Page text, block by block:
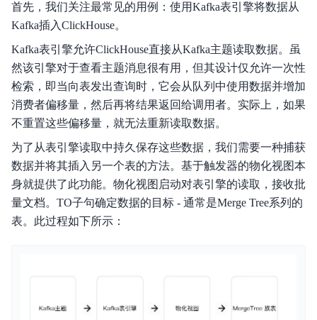
发行版本
产品描述
产品定价
快速入门
BMR on BCC操作指南
BMR on CCE操作指南
首先，我们关注最常见的用例：使用Kafka表引擎将数据从
Kafka插入ClickHouse。
Kafka表引擎允许ClickHouse直接从Kafka主题读取数据。虽
然该引擎对于查看主题消息很有用，但其设计仅允许一次性
检索，即当向表发出查询时，它会从队列中使用数据并增加
消费者偏移量，然后再将结果返回给调用者。实际上，如果
不重置这些偏移量，就无法重新读取数据。
为了从表引擎读取中持久保存这些数据，我们需要一种捕获
数据并将其插入另一个表的方法。基于触发器的物化视图本
身就提供了此功能。物化视图启动对表引擎的读取，接收批
量文档。TO子句确定数据的目标 - 通常是Merge Tree系列的
表。此过程如下所示：